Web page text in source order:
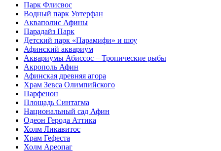
Парк Флисвос
Водный парк Уотерфан
Акваполис Афины
Парадайз Парк
Детский парк «Парамифи» и шоу
Афинский аквариум
Аквариумы Абиссос – Тропические рыбы
Акрополь Афин
Афинская древняя агора
Храм Зевса Олимпийского
Парфенон
Площадь Синтагма
Национальный сад Афин
Одеон Герода Аттика
Холм Ликавитос
Храм Гефеста
Холм Ареопаг